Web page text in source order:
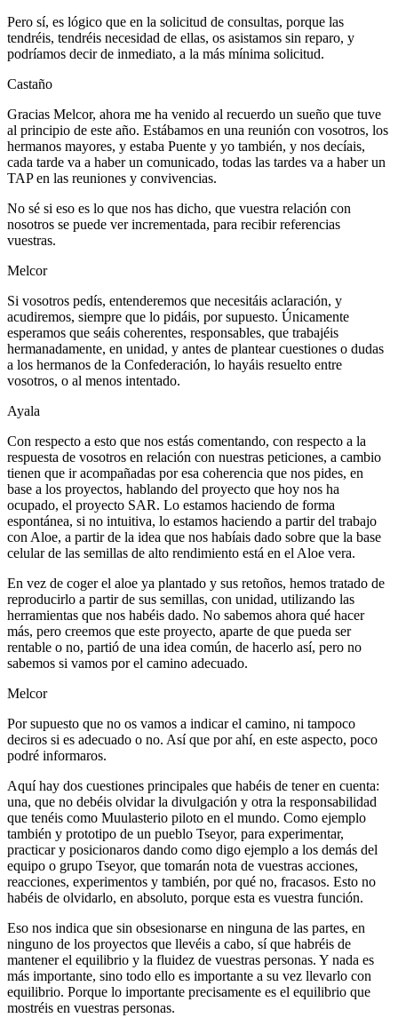
Pero sí, es lógico que en la solicitud de consultas, porque las
tendréis, tendréis necesidad de ellas, os asistamos sin reparo, y
podríamos decir de inmediato, a la más mínima solicitud.
Castaño
Gracias Melcor, ahora me ha venido al recuerdo un sueño que tuve
al principio de este año. Estábamos en una reunión con vosotros, los
hermanos mayores, y estaba Puente y yo también, y nos decíais,
cada tarde va a haber un comunicado, todas las tardes va a haber un
TAP en las reuniones y convivencias.
No sé si eso es lo que nos has dicho, que vuestra relación con
nosotros se puede ver incrementada, para recibir referencias
vuestras.
Melcor
Si vosotros pedís, entenderemos que necesitáis aclaración, y
acudiremos, siempre que lo pidáis, por supuesto. Únicamente
esperamos que seáis coherentes, responsables, que trabajéis
hermanadamente, en unidad, y antes de plantear cuestiones o dudas
a los hermanos de la Confederación, lo hayáis resuelto entre
vosotros, o al menos intentado.
Ayala
Con respecto a esto que nos estás comentando, con respecto a la
respuesta de vosotros en relación con nuestras peticiones, a cambio
tienen que ir acompañadas por esa coherencia que nos pides, en
base a los proyectos, hablando del proyecto que hoy nos ha
ocupado, el proyecto SAR. Lo estamos haciendo de forma
espontánea, si no intuitiva, lo estamos haciendo a partir del trabajo
con Aloe, a partir de la idea que nos habíais dado sobre que la base
celular de las semillas de alto rendimiento está en el Aloe vera.
En vez de coger el aloe ya plantado y sus retoños, hemos tratado de
reproducirlo a partir de sus semillas, con unidad, utilizando las
herramientas que nos habéis dado. No sabemos ahora qué hacer
más, pero creemos que este proyecto, aparte de que pueda ser
rentable o no, partió de una idea común, de hacerlo así, pero no
sabemos si vamos por el camino adecuado.
Melcor
Por supuesto que no os vamos a indicar el camino, ni tampoco
deciros si es adecuado o no. Así que por ahí, en este aspecto, poco
podré informaros.
Aquí hay dos cuestiones principales que habéis de tener en cuenta:
una, que no debéis olvidar la divulgación y otra la responsabilidad
que tenéis como Muulasterio piloto en el mundo. Como ejemplo
también y prototipo de un pueblo Tseyor, para experimentar,
practicar y posicionaros dando como digo ejemplo a los demás del
equipo o grupo Tseyor, que tomarán nota de vuestras acciones,
reacciones, experimentos y también, por qué no, fracasos. Esto no
habéis de olvidarlo, en absoluto, porque esta es vuestra función.
Eso nos indica que sin obsesionarse en ninguna de las partes, en
ninguno de los proyectos que llevéis a cabo, sí que habréis de
mantener el equilibrio y la fluidez de vuestras personas. Y nada es
más importante, sino todo ello es importante a su vez llevarlo con
equilibrio. Porque lo importante precisamente es el equilibrio que
mostréis en vuestras personas.